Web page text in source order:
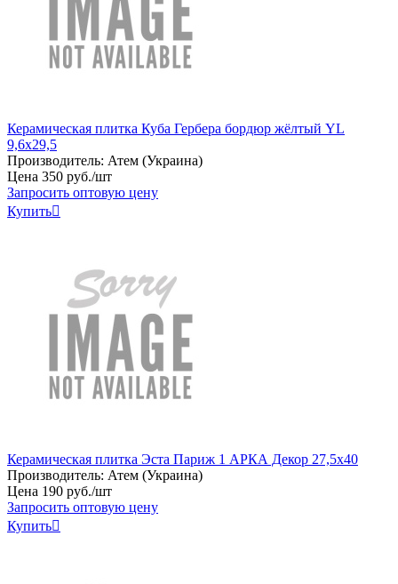
Керамическая плитка Куба Гербера бордюр жёлтый YL
9,6х29,5
Производитель: Атем (Украина)
Цена 350 руб./шт
Запросить оптовую цену
Купить
Керамическая плитка Эста Париж 1 АРКА Декор 27,5x40
Производитель: Атем (Украина)
Цена 190 руб./шт
Запросить оптовую цену
Купить